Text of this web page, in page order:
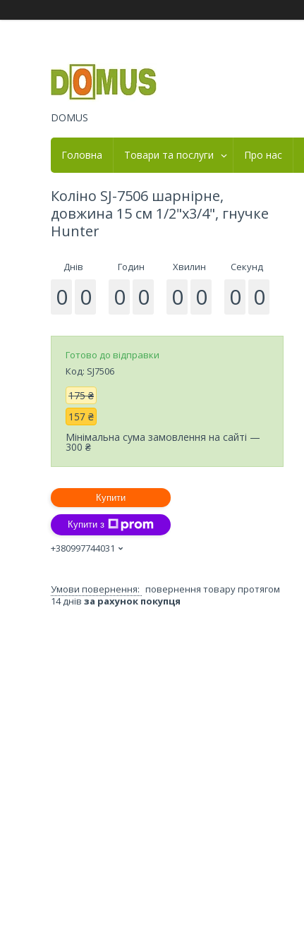
DOMUS
Головна Товари та послуги Про нас
Коліно SJ-7506 шарнірне,
довжина 15 см 1/2"х3/4", гнучке
Hunter
Днів
0 0
Годин
0 0
Хвилин
0 0
Секунд
0 0
Готово до відправки
Код: SJ7506
175 ₴
157 ₴
Мінімальна сума замовлення на сайті —
300 ₴
Купити
Купити з
+380997744031
повернення товару протягом
14 днів за рахунок покупця